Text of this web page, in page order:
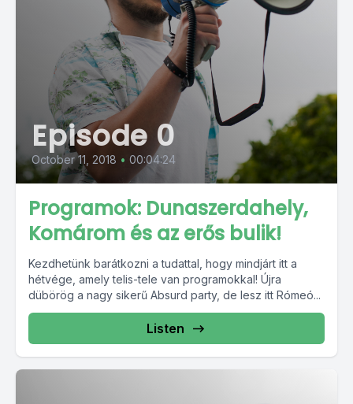
Episode 0
October 11, 2018 • 00:04:24
Programok: Dunaszerdahely,
Komárom és az erős bulik!
Kezdhetünk barátkozni a tudattal, hogy mindjárt itt a
hétvége, amely telis-tele van programokkal! Újra
dübörög a nagy sikerű Absurd party, de lesz itt Rómeó...
Listen